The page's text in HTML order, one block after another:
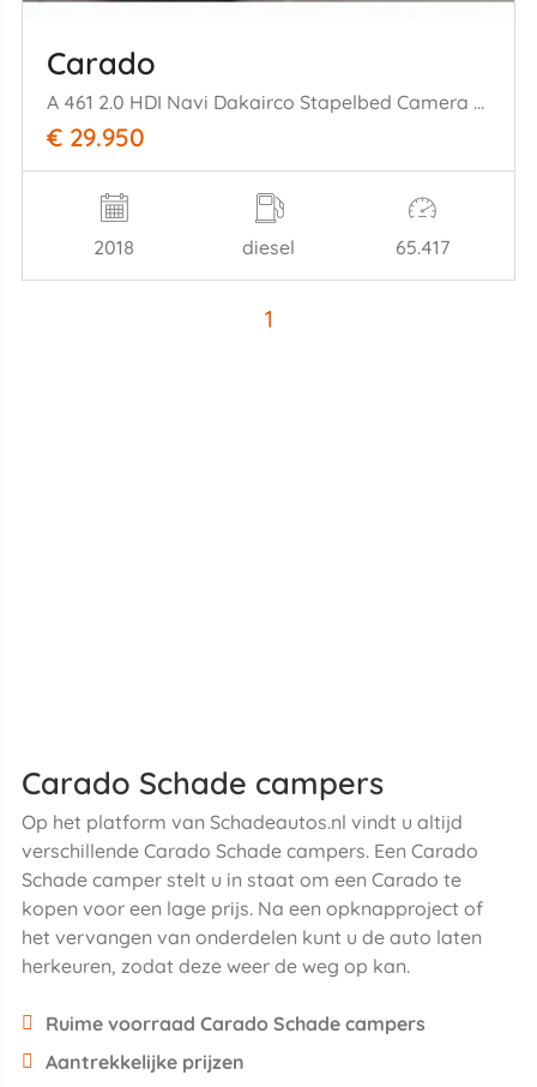
Carado
A 461 2.0 HDI Navi Dakairco Stapelbed Camera 65.417km!
€ 29.950
2018 diesel 65.417
1
Carado Schade campers
Op het platform van Schadeautos.nl vindt u altijd
verschillende Carado Schade campers. Een Carado
Schade camper stelt u in staat om een Carado te
kopen voor een lage prijs. Na een opknapproject of
het vervangen van onderdelen kunt u de auto laten
herkeuren, zodat deze weer de weg op kan.
Ruime voorraad Carado Schade campers
Aantrekkelijke prijzen